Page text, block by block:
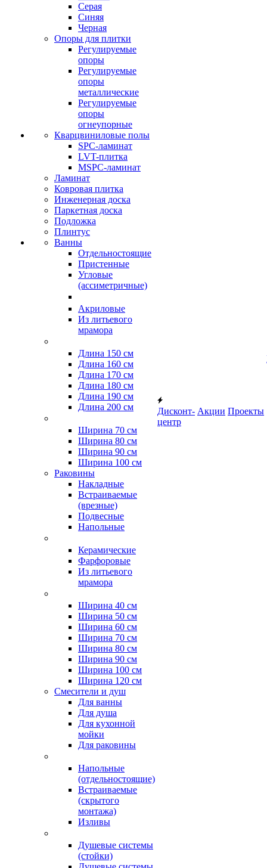
Серая
Синяя
Черная
Опоры для плитки
Регулируемые
опоры
Регулируемые
опоры
металлические
Регулируемые
опоры
огнеупорные
Кварцвиниловые полы
SPC-ламинат
LVT-плитка
MSPC-ламинат
Ламинат
Ковровая плитка
Инженерная доска
Паркетная доска
Подложка
Плинтус
Ванны
Отдельностоящие
Пристенные
Угловые
(ассиметричные)
Акриловые
Из литьевого
мрамора
Длина 150 см
Длина 160 см
Длина 170 см
Длина 180 см
Длина 190 см
Длина 200 см
Ширина 70 см
Ширина 80 см
Ширина 90 см
Ширина 100 см
Раковины
Накладные
Встраиваемые
(врезные)
Подвесные
Напольные
Керамические
Фарфоровые
Из литьевого
мрамора
Ширина 40 см
Ширина 50 см
Ширина 60 см
Ширина 70 см
Ширина 80 см
Ширина 90 см
Ширина 100 см
Ширина 120 см
Смесители и душ
Для ванны
Для душа
Для кухонной
мойки
Для раковины
Напольные
(отдельностоящие)
Встраиваемые
(скрытого
монтажа)
Изливы
Душевые системы
(стойки)
Дисконт-
центр
Акции Проекты